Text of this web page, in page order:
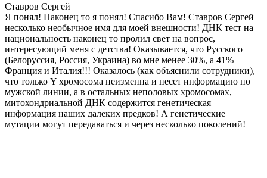
Ставров Сергей
Я понял! Наконец то я понял! Спасибо Вам! Ставров Сергей
несколько необычное имя для моей внешности! ДНК тест на
национальность наконец то пролил свет на вопрос,
интересующий меня с детства! Оказывается, что Русского
(Белоруссия, Россия, Украина) во мне менее 30%, а 41%
Франция и Италия!!! Оказалось (как объяснили сотрудники),
что только Y хромосома неизменна и несет информацию по
мужской линии, а в остальных неполовых хромосомах,
митохондриальной ДНК содержится генетическая
информация наших далеких предков! А генетические
мутации могут передаваться и через несколько поколений!